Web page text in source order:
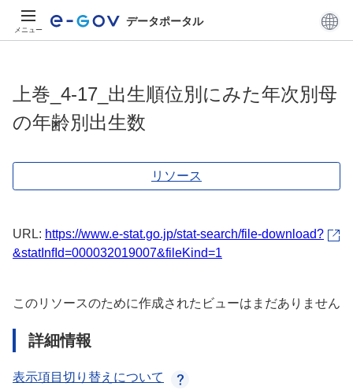
メニュー
データポータル
上巻_4-17_出生順位別にみた年次別母
の年齢別出生数
リソース
URL: https://www.e-stat.go.jp/stat-search/file-download?
&statInfId=000032019007&fileKind=1
このリソースのために作成されたビューはまだありません
詳細情報
表示項目切り替えについて